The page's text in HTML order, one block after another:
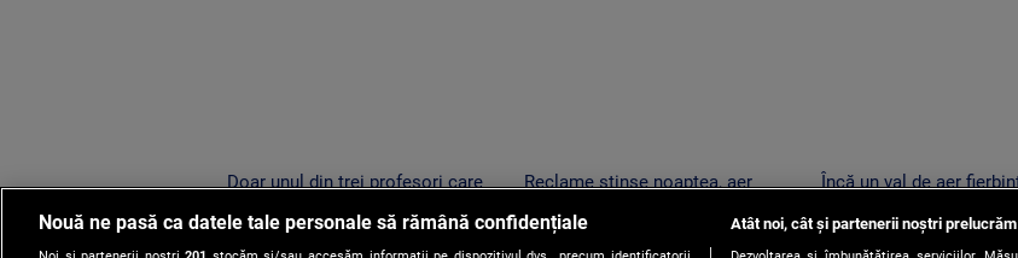
Doar unul din trei profesori care
obține un post pe perioadă
nedeterminată
Reclame stinse noaptea, aer
electrice neîncărcate la ore de
vârf. Cum economisesc
Încă un val de aer
asfaltului în Timișoara.
devine irespirabil”
Nouă ne pasă ca datele tale personale să rămână confidențiale Atât noi, cât și partenerii noștri